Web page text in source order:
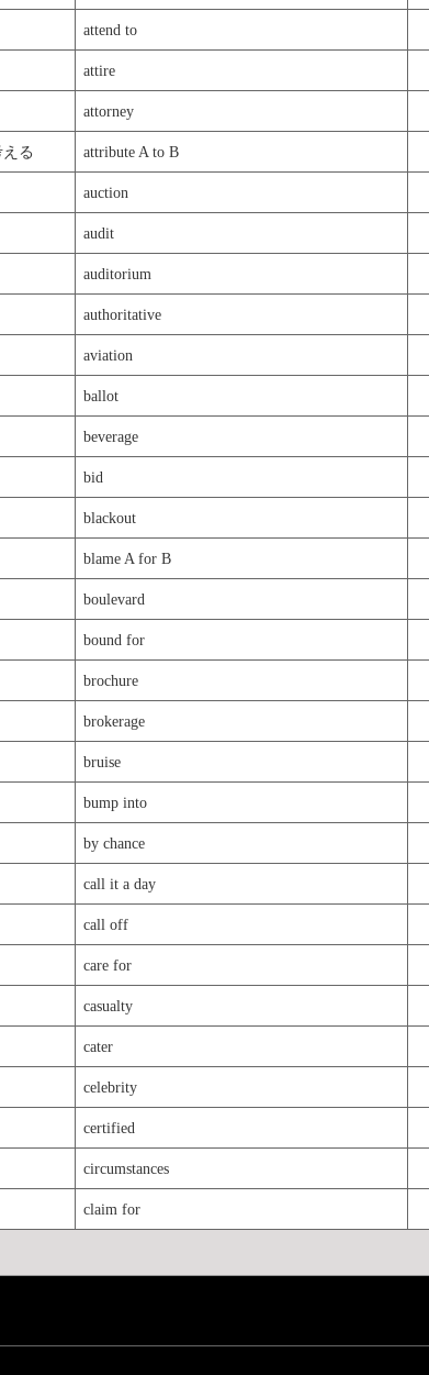
attend to
attire
attorney
る attribute A to B
auction
audit
auditorium
authoritative
aviation
ballot
beverage
bid
blackout
blame A for B
boulevard
bound for
brochure
brokerage
bruise
bump into
by chance
call it a day
call off
care for
casualty
cater
celebrity
certified
circumstances
claim for